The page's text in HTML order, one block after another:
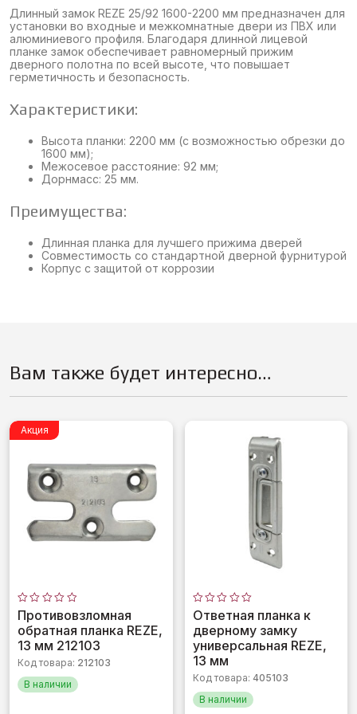
Длинный замок REZE 25/92 1600-2200 мм предназначен для
установки во входные и межкомнатные двери из ПВХ или
алюминиевого профиля. Благодаря длинной лицевой
планке замок обеспечивает равномерный прижим
дверного полотна по всей высоте, что повышает
герметичность и безопасность.
Характеристики:
Высота планки: 2200 мм (с возможностью обрезки до
1600 мм);
Межосевое расстояние: 92 мм;
Дорнмасс: 25 мм.
Преимущества:
Длинная планка для лучшего прижима дверей
Совместимость со стандартной дверной фурнитурой
Корпус с защитой от коррозии
Вам также будет интересно…
Акция
Оценка
0
из
5
Противовзломная
обратная планка REZE,
13 мм 212103
Код товара: 212103
В наличии
Оценка
0
из
5
Ответная планка к
дверному замку
универсальная REZE,
13 мм
Код товара: 405103
В наличии